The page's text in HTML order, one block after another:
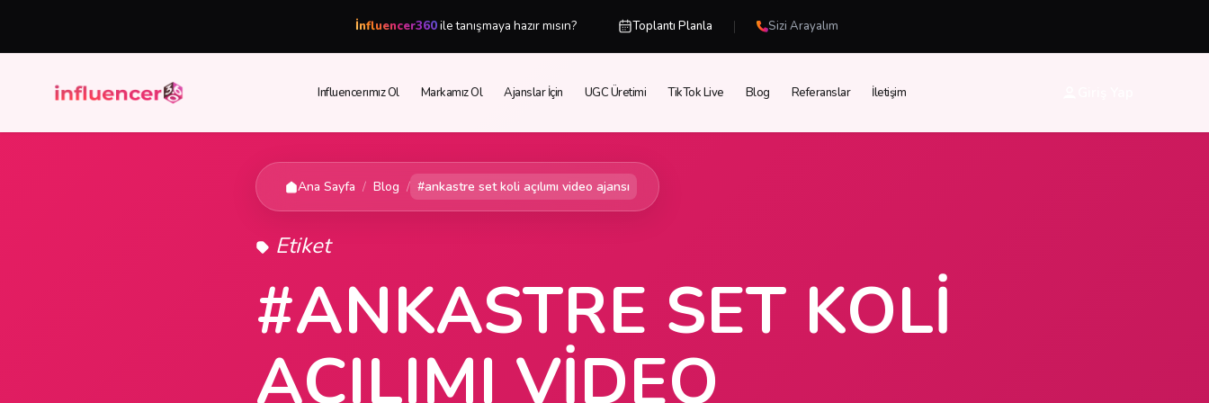
İnfluencer360ile tanışmaya hazır mısın? Toplantı Planla | Sizi Arayalım
Influencerımız Ol Markamız Ol Ajanslar İçin UGC Üretimi TikTok Live Blog Referanslar İletişim
Ana Sayfa / Blog / #ankastre set koli açılımı video ajansı
Etiket
#ANKASTRE SET KOLI
AÇILIMI VIDEO